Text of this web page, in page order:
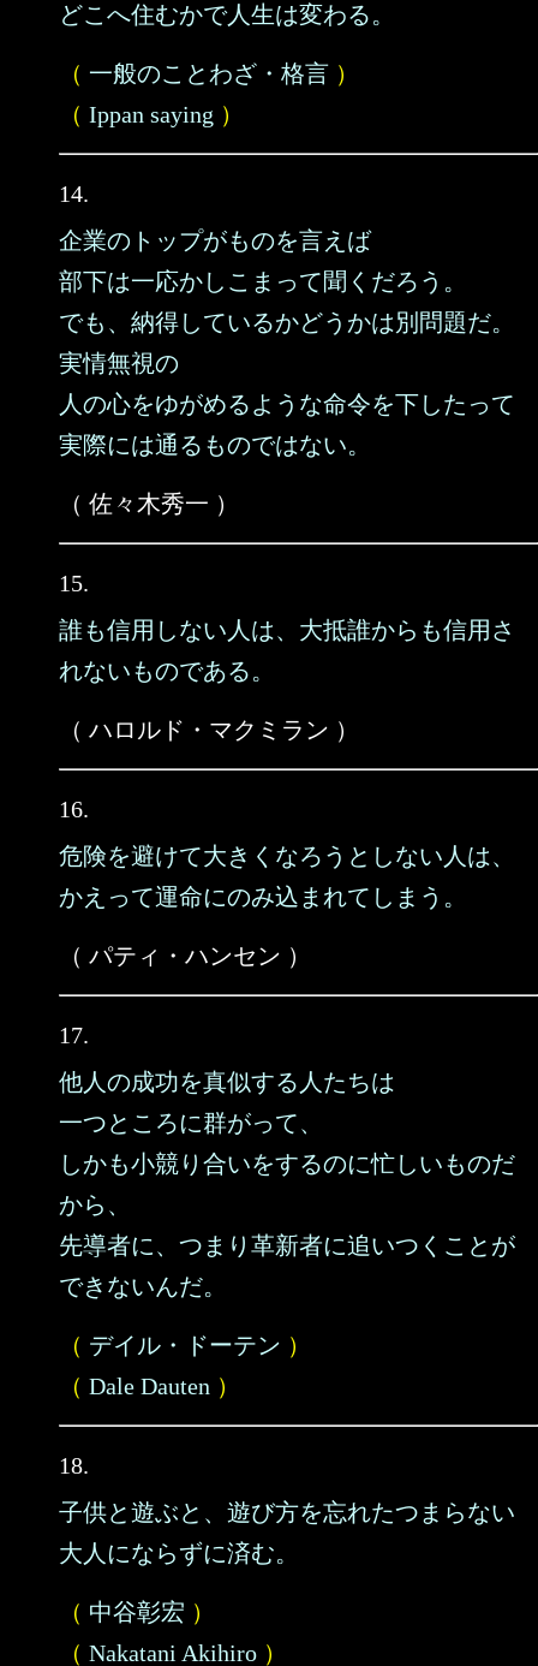
どこへ住むかで人生は変わる。
（ 一般のことわざ・格言 ）
（ Ippan saying ）
14.
企業のトップがものを言えば
部下は一応かしこまって聞くだろう。
でも、納得しているかどうかは別問題だ。
実情無視の
人の心をゆがめるような命令を下したって
実際には通るものではない。
（ 佐々木秀一 ）
15.
誰も信用しない人は、大抵誰からも信用さ
れないものである。
（ ハロルド・マクミラン ）
16.
危険を避けて大きくなろうとしない人は、
かえって運命にのみ込まれてしまう。
（ パティ・ハンセン ）
17.
他人の成功を真似する人たちは
一つところに群がって、
しかも小競り合いをするのに忙しいものだ
から、
先導者に、つまり革新者に追いつくことが
できないんだ。
（ デイル・ドーテン ）
（ Dale Dauten ）
18.
子供と遊ぶと、遊び方を忘れたつまらない
大人にならずに済む。
（ 中谷彰宏 ）
（ Nakatani Akihiro ）